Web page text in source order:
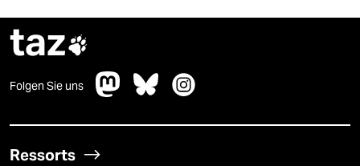
taz
Folgen Sie uns
Ressorts